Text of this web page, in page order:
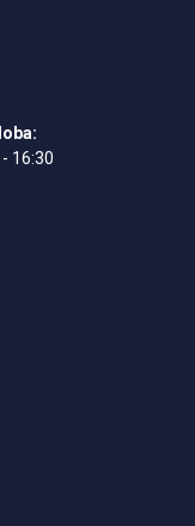
16:30